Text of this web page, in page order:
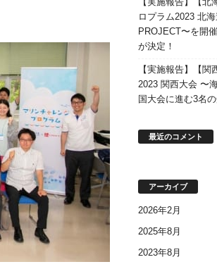
ロプラム2023 北
PROJECT〜を開
が決定！
【実施報告】【
2023 関西大会 〜
国大会に進む3名
最近のコメント
アーカイブ
2026年2月
2025年8月
2023年8月